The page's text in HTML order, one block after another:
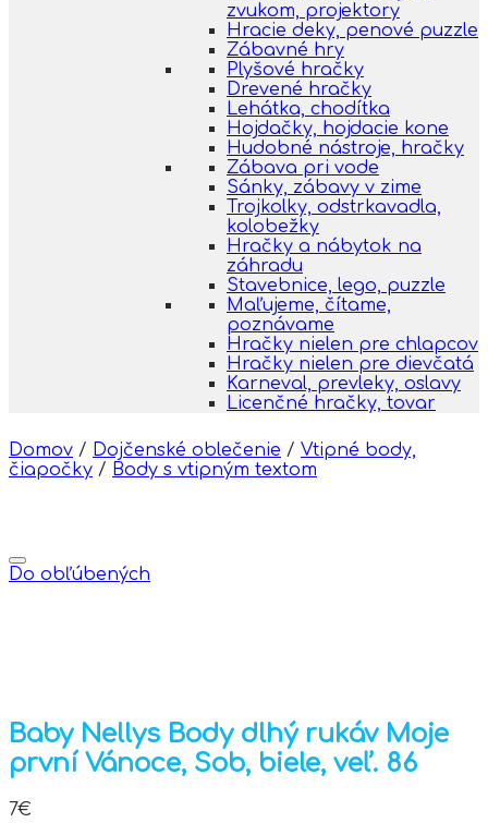
zvukom, projektory
Hracie deky, penové puzzle
Zábavné hry
Plyšové hračky
Drevené hračky
Lehátka, chodítka
Hojdačky, hojdacie kone
Hudobné nástroje, hračky
Zábava pri vode
Sánky, zábavy v zime
Trojkolky, odstrkavadla,
kolobežky
Hračky a nábytok na
záhradu
Stavebnice, lego, puzzle
Maľujeme, čítame,
poznávame
Hračky nielen pre chlapcov
Hračky nielen pre dievčatá
Karneval, prevleky, oslavy
Licenčné hračky, tovar
Domov / Dojčenské oblečenie / Vtipné body,
čiapočky / Body s vtipným textom
Do obľúbených
Baby Nellys Body dlhý rukáv Moje
první Vánoce, Sob, biele, veľ. 86
7€